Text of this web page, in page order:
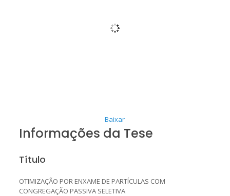
Baixar
Informações da Tese
Título
OTIMIZAÇÃO POR ENXAME DE PARTÍCULAS COM
CONGREGAÇÃO PASSIVA SELETIVA